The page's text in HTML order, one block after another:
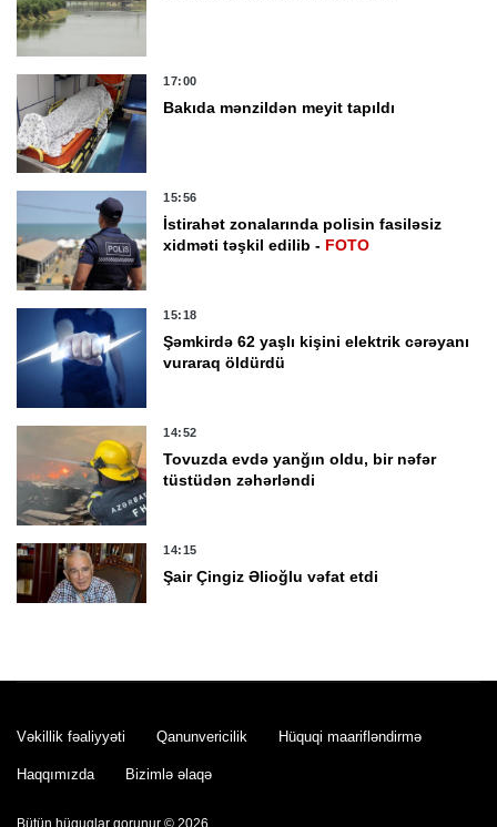
17:00
Bakıda mənzildən meyit tapıldı
15:56
İstirahət zonalarında polisin fasiləsiz
xidməti təşkil edilib - FOTO
15:18
Şəmkirdə 62 yaşlı kişini elektrik cərəyanı
vuraraq öldürdü
14:52
Tovuzda evdə yanğın oldu, bir nəfər
tüstüdən zəhərləndi
14:15
Şair Çingiz Əlioğlu vəfat etdi
13:28
Vəkillik fəaliyyəti Qanunvericilik Hüquqi maarifləndirmə
Haqqımızda Bizimlə əlaqə
Bütün hüquqlar qorunur © 2026